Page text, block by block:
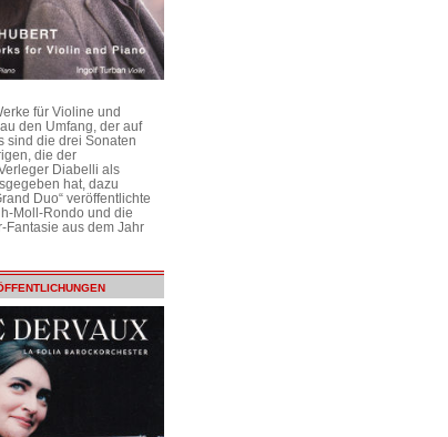
für Violine und
den Umfang, der auf
sind die drei Sonaten
die der
Diabelli als
hat, dazu
Duo“ veröffentlichte
Moll-Rondo und die
Fantasie aus dem Jahr